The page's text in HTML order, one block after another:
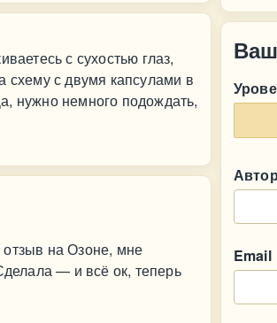
с сухостью глаз,
схему с двумя капсулами в
нужно немного подождать,
на Озоне, мне
— и всё ок, теперь
Автор
Email